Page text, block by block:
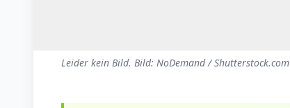
Leider kein Bild. Bild: NoDemand / Shutterstock.com